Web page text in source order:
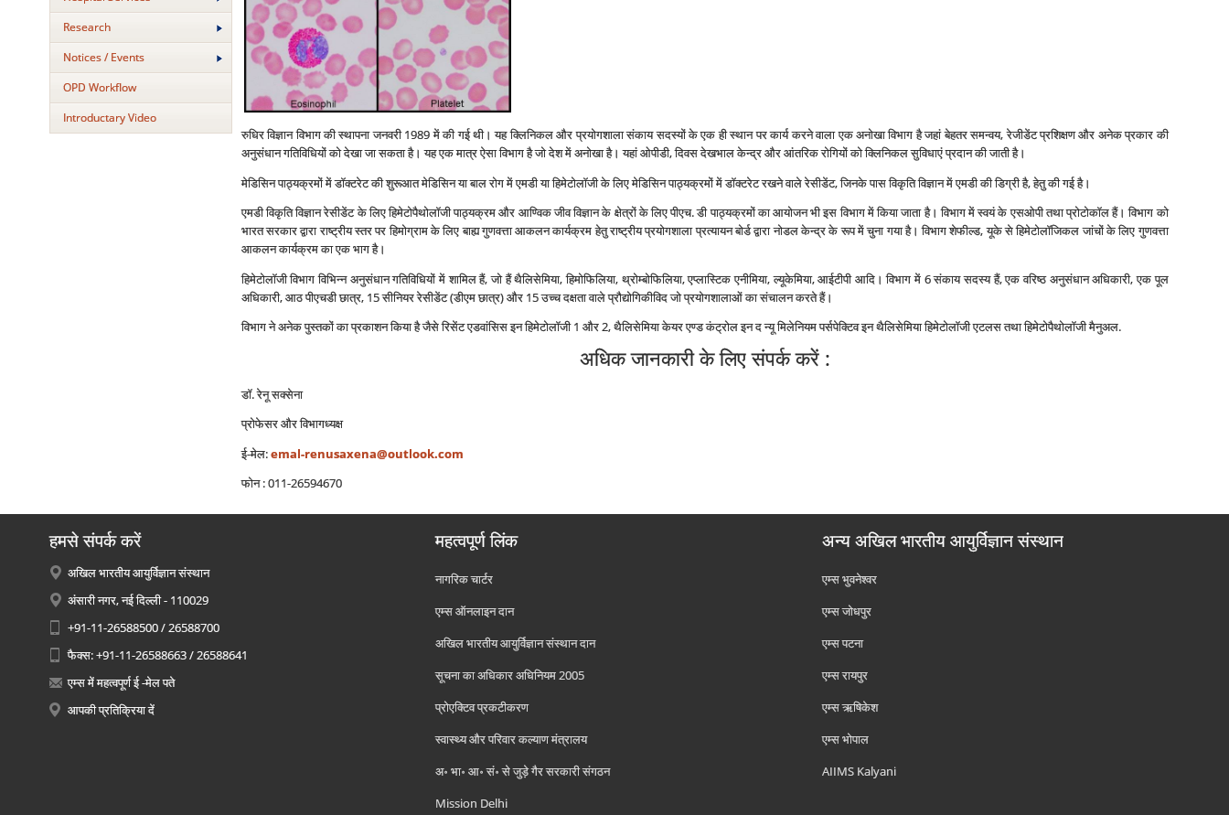
Research
Notices / Events
OPD Workflow
Introductary Video
रुधिर विज्ञान विभाग की स्‍थापना जनवरी 1989 में की गई थी। यह क्लिनिकल और प्रयोगशाला संकाय सदस्‍यों के एक ही स्‍थान पर कार्य करने वाला एक अनोखा विभाग है जहां बेहतर समन्‍वय, रेजीडेंट प्रशिक्षण और अनेक प्रकार की
अनुसंधान गतिविधियों को देखा जा सकता है। यह एक मात्र ऐसा विभाग है जो देश में अनोखा है। यहां ओपीडी, दिवस देखभाल केन्‍द्र और आंतरिक रोगियों को क्लिनिकल सुविधाएं प्रदान की जाती है।
मेडिसिन पाठ्यक्रमों में डॉक्‍टरेट की शुरूआत मेडिसिन या बाल रोग में एमडी या हिमेटोलॉजी के लिए मेडिसिन पाठ्यक्रमों में डॉक्‍टरेट रखने वाले रेसीडेंट, जिनके पास विकृति विज्ञान में एमडी की डिग्री है, हेतु की गई है।
एमडी विकृति विज्ञान रेसीडेंट के लिए हिमेटोपैथोलॉजी पाठ्यक्रम और आण्विक जीव विज्ञान के क्षेत्रों के लिए पीएच. डी पाठ्यक्रमों का आयोजन भी इस विभाग में किया जाता है। विभाग में स्‍वयं के एसओपी तथा प्रोटोकॉल हैं। विभाग को
भारत सरकार द्वारा राष्‍ट्रीय स्‍तर पर हिमोग्राम के लिए बाह्य गुणवत्ता आकलन कार्यक्रम हेतु राष्‍ट्रीय प्रयोगशाला प्रत्‍यायन बोर्ड द्वारा नोडल केन्‍द्र के रूप में चुना गया है। विभाग शेफील्‍ड, यूके से हिमेटोलॉजिकल जांचों के लिए गुणवत्ता
आकलन कार्यक्रम का एक भाग है।
हिमेटोलॉजी विभाग विभिन्‍न अनुसंधान गतिविधियों में शामिल हैं, जो हैं थैलिसेमिया, हिमोफिलिया, थ्रोम्‍बोफिलिया, एप्‍लास्टिक एनीमिया, ल्‍यूकेमिया, आईटीपी आदि। विभाग में 6 संकाय सदस्‍य हैं, एक वरिष्‍ठ अनुसंधान अधिकारी, एक पूल
अधिकारी, आठ पीएचडी छात्र, 15 सीनियर रेसीडेंट (डीएम छात्र) और 15 उच्‍च दक्षता वाले प्रौद्योगिकीविद जो प्रयोगशालाओं का संचालन करते हैं।
विभाग ने अनेक पुस्‍तकों का प्रकाशन किया है जैसे रिसेंट एडवांसिस इन हिमेटोलॉजी 1 और 2, थैलिसेमिया केयर एण्‍ड कंट्रोल इन द न्‍यू मिलेनियम पर्सपेक्टिव इन थैलिसेमिया हिमेटोलॉजी एटलस तथा हिमेटोपैथोलॉजी मैनुअल.
अधिक जानकारी के लिए संपर्क करें :
डॉ. रेनू सक्‍सेना
प्रोफेसर और विभागध्‍यक्ष
ई-मेल:emal-renusaxena@outlook.com
फोन : 011-26594670
हमसे संपर्क करें
अखिल भारतीय आयुर्विज्ञान संस्थान
अंसारी नगर, नई दिल्ली - 110029
+91-11-26588500 / 26588700
फैक्स: +91-11-26588663 / 26588641
एम्स में महत्वपूर्ण ई -मेल पते
आपकी प्रतिक्रिया दें
महत्वपूर्ण लिंक
नागरिक चार्टर
एम्स ऑनलाइन दान
अखिल भारतीय आयुर्विज्ञान संस्थान दान
सूचना का अधिकार अधिनियम 2005
प्रोएक्टिव प्रकटीकरण
स्वास्थ्य और परिवार कल्याण मंत्रालय
अ॰ भा॰ आ॰ सं॰ से जुड़े गैर सरकारी संगठन
Mission Delhi
अन्य अखिल भारतीय आयुर्विज्ञान संस्थान
एम्‍स भुवनेश्वर
एम्‍स जोधपुर
एम्‍स पटना
एम्‍स रायपुर
एम्‍स ऋषिकेश
एम्‍स भोपाल
AIIMS Kalyani